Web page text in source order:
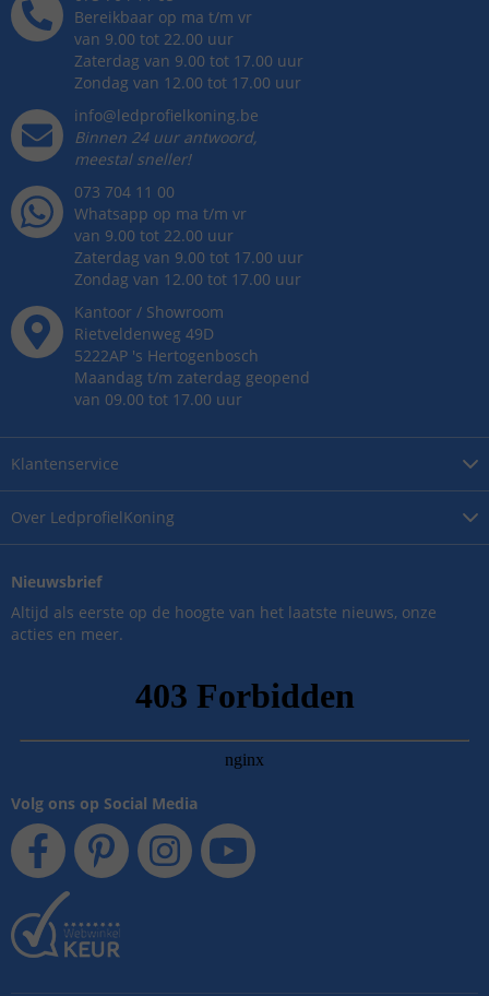
Over LedprofielKoning
Klantenservice
Bereikbaar op ma t/m vr
van 9.00 tot 22.00 uur
Zaterdag van 9.00 tot 17.00 uur
Zondag van 12.00 tot 17.00 uur
info@ledprofielkoning.be
Binnen 24 uur antwoord,
meestal sneller!
073 704 11 00
Whatsapp op ma t/m vr
van 9.00 tot 22.00 uur
Zaterdag van 9.00 tot 17.00 uur
Zondag van 12.00 tot 17.00 uur
Kantoor / Showroom
Rietveldenweg 49D
5222AP 's Hertogenbosch
Maandag t/m zaterdag geopend
van 09.00 tot 17.00 uur
Nieuwsbrief
Altijd als eerste op de hoogte van het laatste nieuws, onze
acties en meer.
Volg ons op Social Media